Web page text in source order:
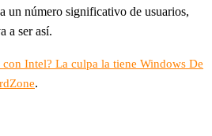
un número significativo de usuarios,
a ser así.
con Intel? La culpa la tiene Windows De
.